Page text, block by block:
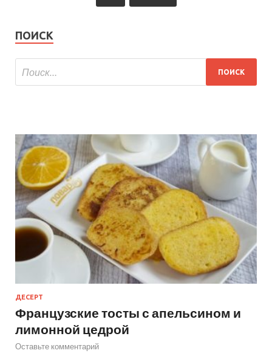
ПОИСК
ДЕСЕРТ
Французские тосты с апельсином и
лимонной цедрой
Оставьте комментарий